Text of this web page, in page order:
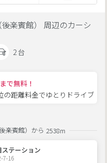
楽賓館） 周辺のカーシ
2 台
で無料！
の距離料金でゆとりドライブ
楽賓館）から 2538m
テーション
7-16